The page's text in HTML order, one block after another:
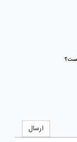
ارسال